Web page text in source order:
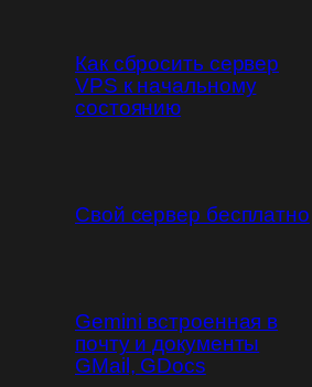
Как сбросить сервер
VPS к начальному
состоянию
Свой сервер бесплатно
Gemini встроенная в
почту и документы
GMail, GDocs